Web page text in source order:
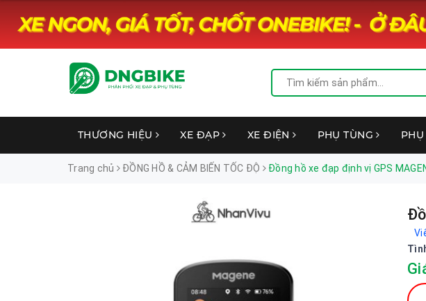
THƯƠNG HIỆU XE ĐẠP XE ĐIỆN PHỤ TÙNG
Trang chủ ĐỒNG HỒ & CẢM BIẾN TỐC ĐỘ Đồng hồ xe đạp định vị GPS